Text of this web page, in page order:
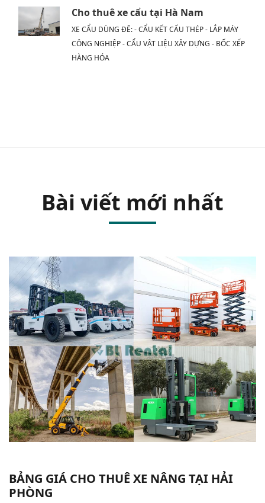
Cho thuê xe cẩu tại Hà Nam
XE CẨU DÙNG ĐÊ: - CẨU KẾT CẤU THÉP - LẮP MÁY
CÔNG NGHIỆP - CẨU VẬT LIỆU XÂY DỰNG - BỐC XẾP
HÀNG HÓA
Bài viết mới nhất
BẢNG GIÁ CHO THUÊ XE NÂNG TẠI HẢI
PHÒNG